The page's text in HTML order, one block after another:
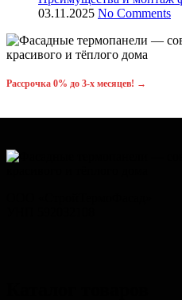
03.11.2025 No Comments
Рассрочка 0% до 3-x месяцев! →